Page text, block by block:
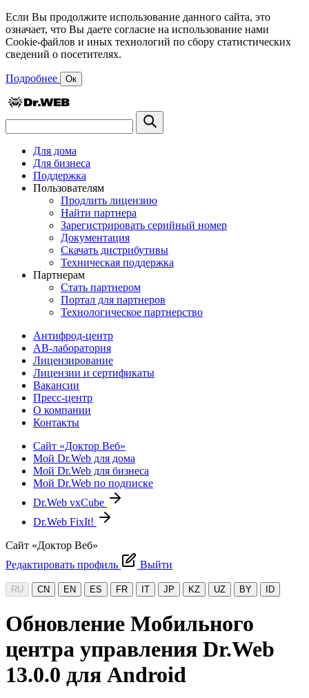
Если Вы продолжите использование данного сайта, это
означает, что Вы даете согласие на использование нами
Cookie-файлов и иных технологий по сбору статистических
сведений о посетителях.
Подробнее Ок
Для дома
Для бизнеса
Поддержка
Пользователям
Продлить лицензию
Найти партнера
Зарегистрировать серийный номер
Документация
Скачать дистрибутивы
Техническая поддержка
Партнерам
Стать партнером
Портал для партнеров
Технологическое партнерство
Антифрод-центр
АВ-лаборатория
Лицензирование
Лицензии и сертификаты
Вакансии
Пресс-центр
О компании
Контакты
Сайт «Доктор Веб»
Мой Dr.Web для дома
Мой Dr.Web для бизнеса
Мой Dr.Web по подписке
Dr.Web vxCube
Dr.Web FixIt!
Сайт «Доктор Веб»
Редактировать профиль
Выйти
RU CN EN ES FR IT JP KZ UZ BY ID
Обновление Мобильного
центра управления Dr.Web
13.0.0 для Android